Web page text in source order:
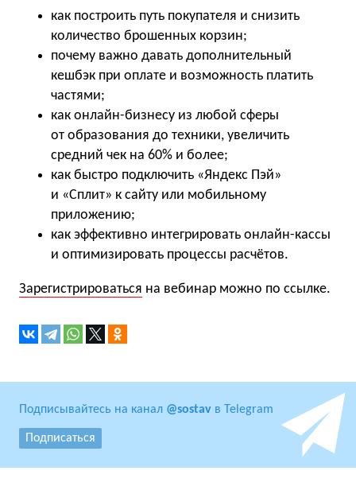
как построить путь покупателя и снизить
количество брошенных корзин;
почему важно давать дополнительный
кешбэк при оплате и возможность платить
частями;
как онлайн-бизнесу из любой сферы
от образования до техники, увеличить
средний чек на 60% и более;
как быстро подключить «Яндекс Пэй»
и «Сплит» к сайту или мобильному
приложению;
как эффективно интегрировать онлайн-кассы
и оптимизировать процессы расчётов.
Зарегистрироваться на вебинар можно по ссылке.
Подписывайтесь на канал @sostav в Telegram
Подписаться